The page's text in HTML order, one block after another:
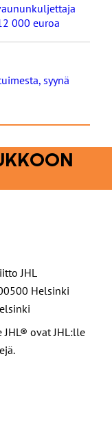
000 euroa
syynä
JHL
Helsinki
ovat JHL:lle